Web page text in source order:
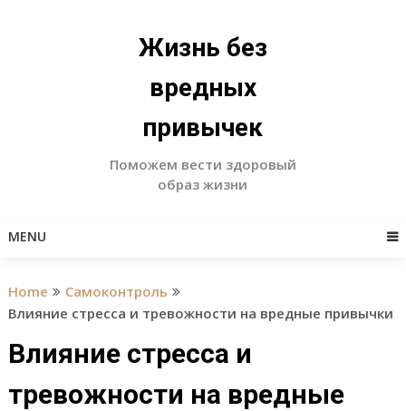
Жизнь без
вредных
привычек
Поможем вести здоровый
образ жизни
MENU
Home
Самоконтроль
Влияние стресса и тревожности на вредные привычки
Влияние стресса и
тревожности на вредные